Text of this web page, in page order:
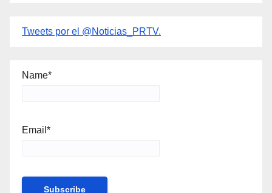
Tweets por el @Noticias_PRTV.
Name*
Email*